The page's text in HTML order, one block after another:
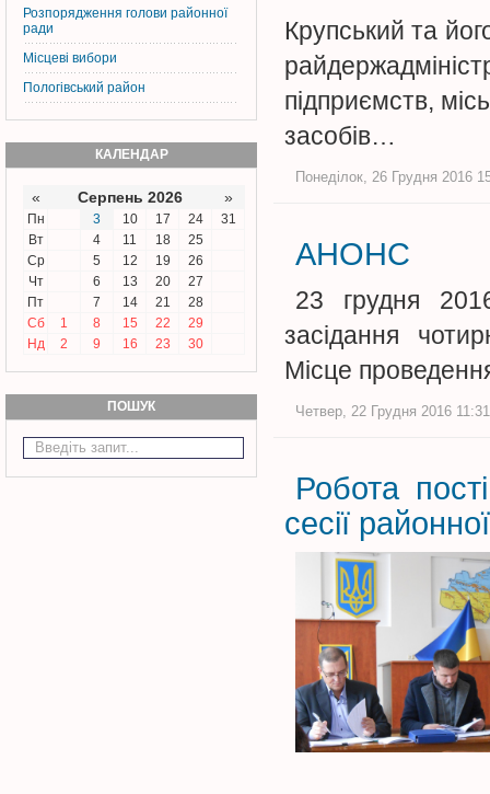
Розпорядження голови районної
ради
Місцеві вибори
Пологівський район
КАЛЕНДАР
« Серпень 2026 »
Пн 3 10 17 24
31
Вт
4 11 18
25
Ср
5 12 19
26
Чт
6 13 20
27
Пт
7 14 21
28
Сб
1 8 15 22
29
Нд
2 9 16 23 30
ПОШУК
Крупський та
підприємств,
засобів…
Понеділок, 26 Грудня 2016
АНОНС
23 грудня
засідання
Місце
Четвер, 22 Грудня 2016
Робота
сесії